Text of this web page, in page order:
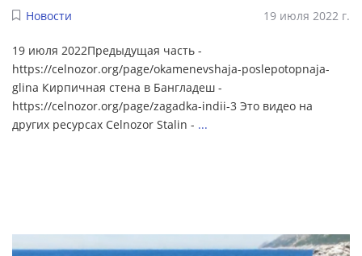
Новости 19 июля 2022 г.
19 июля 2022Предыдущая часть -
https://celnozor.org/page/okamenevshaja-poslepotopnaja-
glina Кирпичная стена в Бангладеш -
https://celnozor.org/page/zagadka-indii-3 Это видео на
других ресурсах Celnozor Stalin - ...